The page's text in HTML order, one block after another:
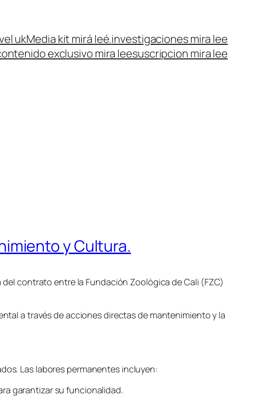
ukMedia kit mirá leé.investigaciones mira lee
exclusivo mira leesuscripcion mira lee
y Cultura.
contrato entre la Fundación Zoológica de Cali (FZC)
a través de acciones directas de mantenimiento y la
Las labores permanentes incluyen:
garantizar su funcionalidad.